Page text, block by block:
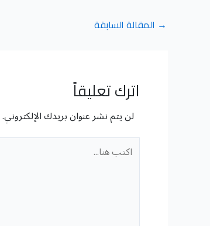
→ المقالة السابقة
اترك تعليقاً
لن يتم نشر عنوان بريدك الإلكتروني.
اكتب
هنا...